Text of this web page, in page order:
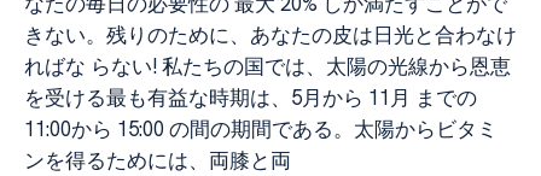
きない。残りのために、あなたの皮は日光と合わなけ
ればな らない! 私たちの国では、太陽の光線から恩恵
を受ける最も有益な時期は、5月から 11月 までの
11:00から 15:00 の間の期間である。太陽からビタミ
ンを得るためには、両膝と両